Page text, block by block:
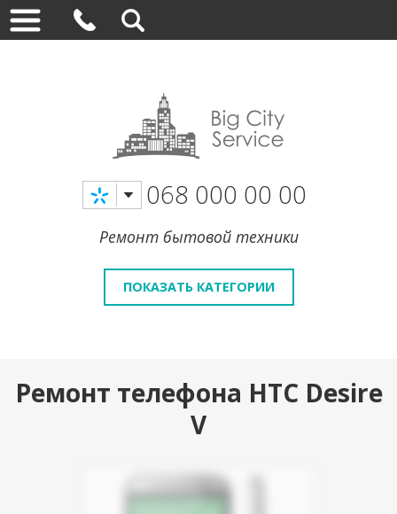
068 000 00 00
Ремонт бытовой техники
ПОКАЗАТЬ КАТЕГОРИИ
Ремонт телефона HTC Desire
V